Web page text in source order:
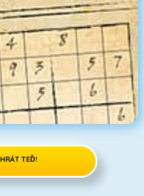
HRÁT TEĎ!